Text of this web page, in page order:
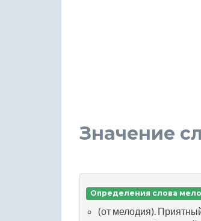
Значение
Определения слова
(от мелодия).